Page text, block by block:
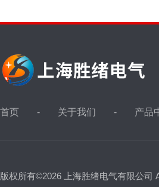
首页 关于我们 产品
版权所有©2026 上海胜绪电气有限公司